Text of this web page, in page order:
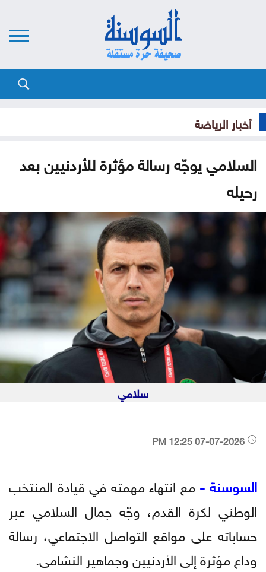
أخبار الرياضة
السلامي يوجّه رسالة مؤثرة للأردنيين بعد
رحيله
سلامي
السوسنة -مع انتهاء مهمته في قيادة المنتخب
الوطني لكرة القدم، وجّه جمال السلامي عبر
حساباته على مواقع التواصل الاجتماعي، رسالة
وداع مؤثرة إلى الأردنيين وجماهير النشامى.